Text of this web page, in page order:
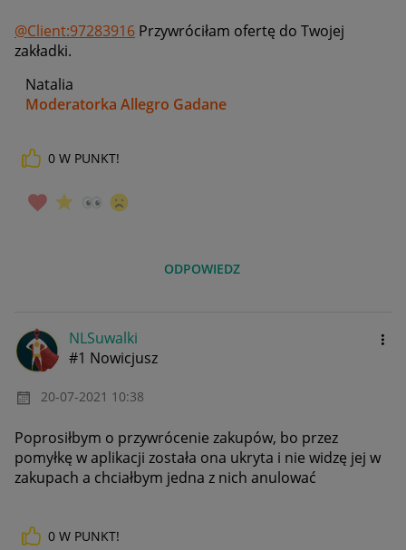
@Client:97283916 Przywróciłam ofertę do Twojej
zakładki.
Natalia
Moderatorka Allegro Gadane
0 W PUNKT!
ODPOWIEDZ
NLSuwalki
#1 Nowicjusz
‎20-07-2021 10:38
Poprosiłbym o przywrócenie zakupów, bo przez
pomyłkę w aplikacji została ona ukryta i nie widzę jej w
zakupach a chciałbym jedna z nich anulować
0 W PUNKT!